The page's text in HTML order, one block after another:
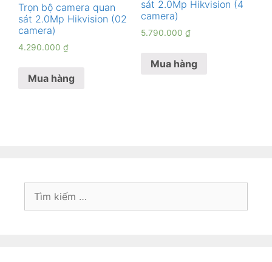
Trọn bộ camera quan
sát 2.0Mp Hikvision (02
camera)
4.290.000 ₫
Mua hàng
sát 2.0Mp Hikvision (4
camera)
5.790.000 ₫
Mua hàng